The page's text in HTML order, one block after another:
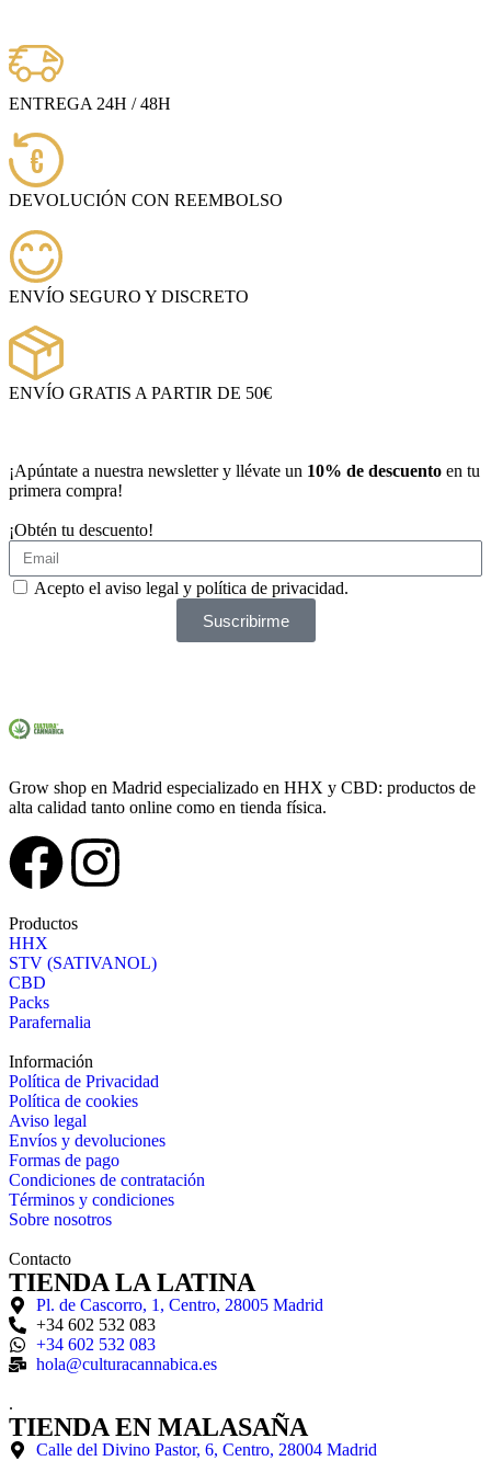
ENTREGA 24H / 48H
€
DEVOLUCIÓN CON REEMBOLSO
ENVÍO SEGURO Y DISCRETO
ENVÍO GRATIS A PARTIR DE 50€
¡Apúntate a nuestra newsletter y llévate un 10% de descuento en tu
primera compra!
¡Obtén tu descuento!
Acepto el aviso legal y política de privacidad.
Suscribirme
Grow shop en Madrid especializado en HHX y CBD: productos de
alta calidad tanto online como en tienda física.
Productos
HHX
STV (SATIVANOL)
CBD
Packs
Parafernalia
Información
Política de Privacidad
Política de cookies
Aviso legal
Envíos y devoluciones
Formas de pago
Condiciones de contratación
Términos y condiciones
Sobre nosotros
Contacto
TIENDA LA LATINA
Pl. de Cascorro, 1, Centro, 28005 Madrid
+34 602 532 083
+34 602 532 083
hola@culturacannabica.es
.
TIENDA EN MALASAÑA
Calle del Divino Pastor, 6, Centro, 28004 Madrid